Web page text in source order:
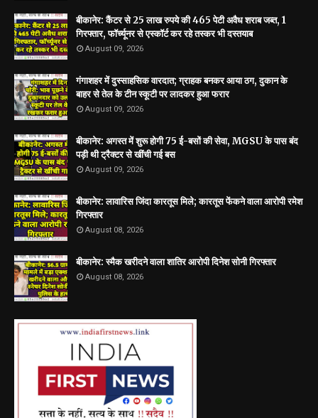
बीकानेर: कैंटर से 25 लाख रुपये की 465 पेटी अवैध शराब जब्त, 1
गिरफ्तार, फॉर्च्यूनर से एस्कॉर्ट कर रहे तस्कर भी दस्तयाब
August 09, 2026
गंगाशहर में दुस्साहसिक वारदात; ग्राहक बनकर आया ठग, दुकान के
बाहर से तेल के टीन स्कूटी पर लादकर हुआ फरार
August 09, 2026
बीकानेर: अगस्त में शुरू होगी 75 ई-बसों की सेवा, MGSU के पास बंद
पड़ी थी ट्रैक्टर से खींची गई बस
August 09, 2026
बीकानेर: लावारिस जिंदा कारतूस मिले; कारतूस फेंकने वाला आरोपी रमेश
गिरफ्तार
August 08, 2026
बीकानेर: स्मैक खरीदने वाला शातिर आरोपी दिनेश सोनी गिरफ्तार
August 08, 2026